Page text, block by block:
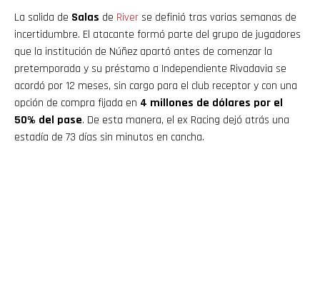
La salida de Salas de Riverse definió tras varias semanas de
incertidumbre. El atacante formó parte del grupo de jugadores
que la institución de Núñez apartó antes de comenzar la
pretemporada y su préstamo a Independiente Rivadavia se
acordó por 12 meses, sin cargo para el club receptor y con una
opción de compra fijada en 4 millones de dólares por el
50% del pase. De esta manera, el ex Racing dejó atrás una
estadía de 73 días sin minutos en cancha.